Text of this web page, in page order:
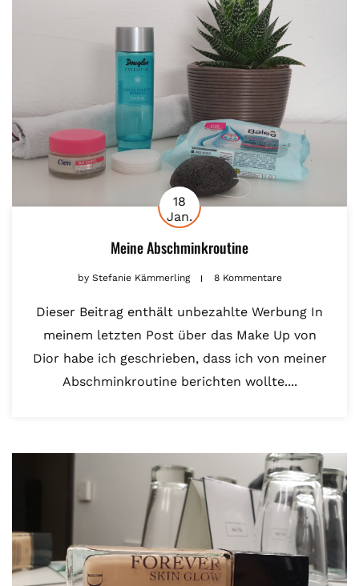
18
Jan.
Meine Abschminkroutine
byStefanie Kämmerling 8 Kommentare
Dieser Beitrag enthält unbezahlte Werbung In
meinem letzten Post über das Make Up von
Dior habe ich geschrieben, dass ich von meiner
Abschminkroutine berichten wollte....